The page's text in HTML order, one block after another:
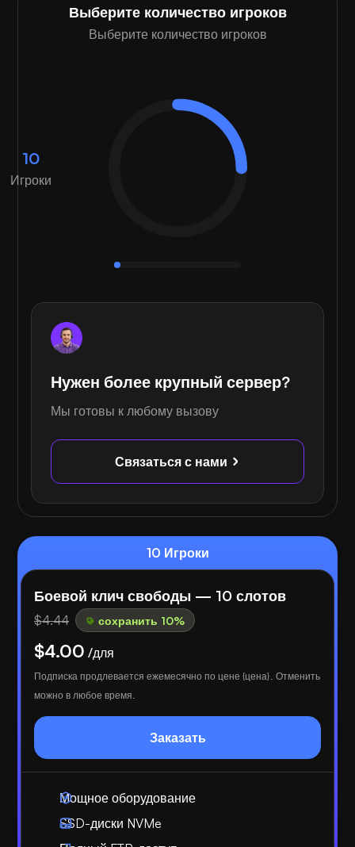
Выберите количество игроков
Выберите количество игроков
10
Игроки
Нужен более крупный сервер?
Мы готовы к любому вызову
Связаться с нами
10 Игроки
Боевой клич свободы — 10 слотов
$4.44 сохранить 10%
$4.00 /для
Подписка продлевается ежемесячно по цене {цена}. Отменить
можно в любое время.
Заказать
Мощное оборудование
SSD-диски NVMe